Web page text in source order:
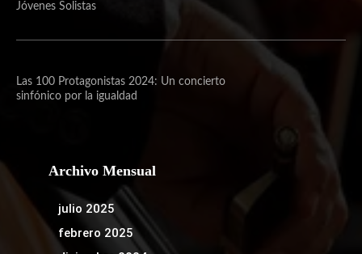
Jóvenes Solistas
Las 100 Protagonistas 2024: Un concierto
sinfónico por la igualdad
Archivo Mensual
julio 2025
febrero 2025